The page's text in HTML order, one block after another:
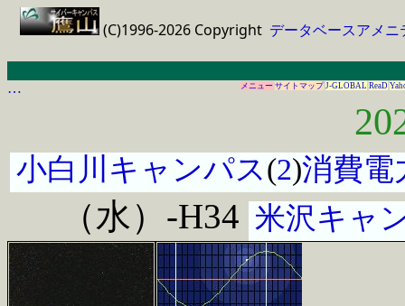
(C)1996-2026 Copyright データベースアメニ
… メニュー サイトマップ J-GLOBAL ReaD
小白川キャンパス(2)消費電
（水）-H34 米沢キャ